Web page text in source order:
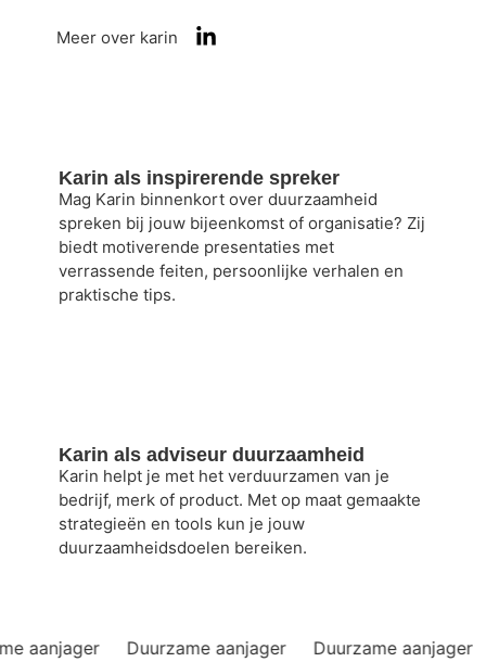
Meer over karin
Karin als inspirerende spreker
Mag Karin binnenkort over duurzaamheid
spreken bij jouw bijeenkomst of organisatie? Zij
biedt motiverende presentaties met
verrassende feiten, persoonlijke verhalen en
praktische tips.
Karin als adviseur duurzaamheid
Karin helpt je met het verduurzamen van je
bedrijf, merk of product. Met op maat gemaakte
strategieën en tools kun je jouw
duurzaamheidsdoelen bereiken.
Duurzame aanjager Duurzame aanjager